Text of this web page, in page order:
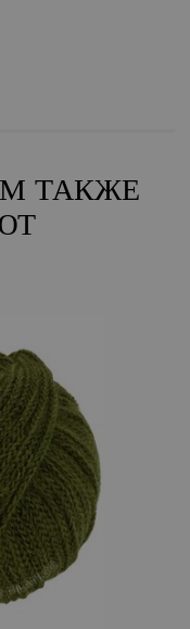
ТАКЖЕ